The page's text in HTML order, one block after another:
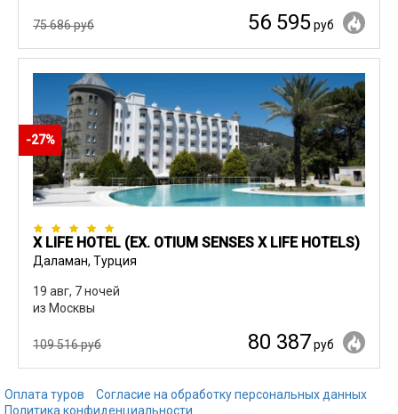
75 686 руб 56 595руб
-27%
X LIFE HOTEL (EX. OTIUM SENSES X LIFE HOTELS)
Даламан, Турция
19 авг, 7 ночей
из Москвы
109 516 руб 80 387руб
Оплата туров
Согласие на обработку персональных данных
Политика конфиденциальности